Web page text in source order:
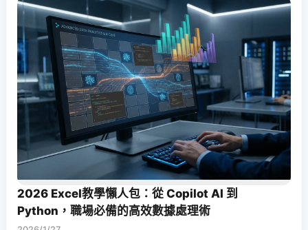
2026 Excel教學懶人包：從 Copilot AI 到
Python，職場必備的高效數據處理術